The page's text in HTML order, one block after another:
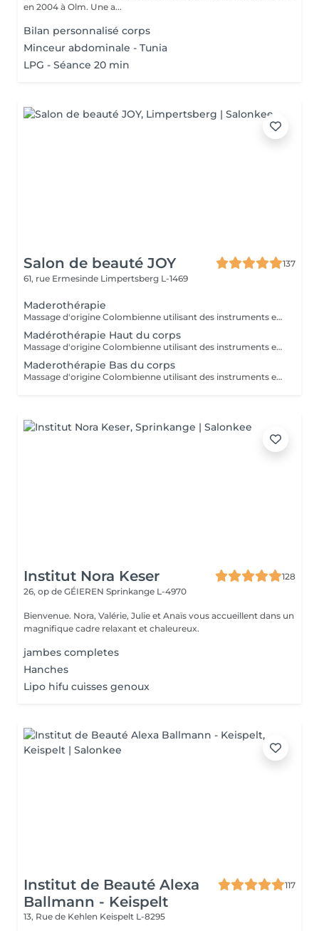
en 2004 à Olm. Une a...
Bilan personnalisé corps
Minceur abdominale - Tunia
LPG - Séance 20 min
Salon de beauté JOY
137
61, rue Ermesinde Limpertsberg L-1469
Maderothérapie
Massage d'origine Colombienne utilisant des instruments en bois naturel pour remodeler le corps, briser les graisses, stimuler le système lymphatique et lisser la peau. Cette méthode non invasive cible la cellulite ( cuisse , ventre, bras ) et raffermie la silhouette.
Madérothérapie Haut du corps
Massage d'origine Colombienne utilisant des instruments en bois naturel pour remodeler le corps, briser les graisses, stimuler le système lymphatique et lisser la peau. Cette méthode non invasive cible la cellulite ( cuisse , ventre, bras ) et raffermie la silhouette.
Maderothérapie Bas du corps
Massage d'origine Colombienne utilisant des instruments en bois naturel pour remodeler le corps, briser les graisses, stimuler le système lymphatique et lisser la peau. Cette méthode non invasive cible la cellulite ( cuisse , ventre, bras ) et raffermie la silhouette.
Institut Nora Keser
128
26, op de GÉIEREN Sprinkange L-4970
Bienvenue. Nora, Valérie, Julie et Anaïs vous accueillent dans un
magnifique cadre relaxant et chaleureux.
jambes completes
Hanches
Lipo hifu cuisses genoux
Institut de Beauté Alexa
Ballmann - Keispelt
117
13, Rue de Kehlen Keispelt L-8295